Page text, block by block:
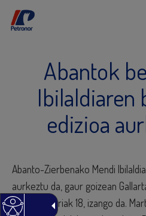
Abantok
Ibilaldiaren
edizioa
Abanto-Zierbenako Mendi
aurkeztu da, gaur goizean
honetan, urriak 18, izango da.